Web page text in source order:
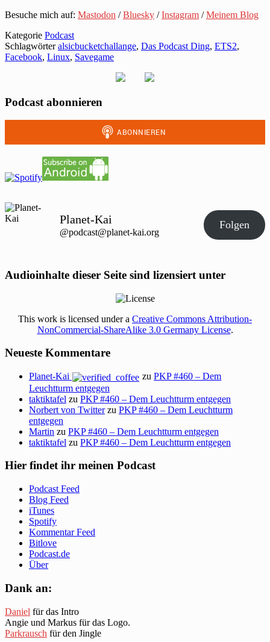
Besuche mich auf: Mastodon /Bluesky /Instagram /Meinem Blog
Kategorie Podcast
Schlagwörteralsicbucketchallange‬, Das Podcast Ding, ETS2,
Facebook, Linux, Savegame
Podcast abonnieren
Planet-Kai
@podcast@planet-kai.org
Folgen
Audioinhalte dieser Seite sind lizensiert unter
This work is licensed under a Creative Commons Attribution-
NonCommercial-ShareAlike 3.0 Germany License.
Neueste Kommentare
Planet-Kai zuPKP #460 – Dem
Leuchtturm entgegen
taktiktafel zu PKP #460 – Dem Leuchtturm entgegen
Norbert von Twitterzu PKP #460 – Dem Leuchtturm
entgegen
Martin zu PKP #460 – Dem Leuchtturm entgegen
taktiktafel zu PKP #460 – Dem Leuchtturm entgegen
Hier findet ihr meinen Podcast
Podcast Feed
Blog Feed
iTunes
Spotify
Kommentar Feed
Bitlove
Podcast.de
Über
Dank an:
Daniel für das Intro
Angie und Markus für das Logo.
Parkrausch für den Jingle